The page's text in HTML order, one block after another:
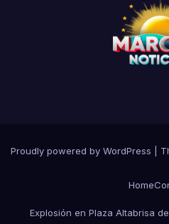
Proudly powered by WordPress
Home
Explosión en Plaza Altabrisa